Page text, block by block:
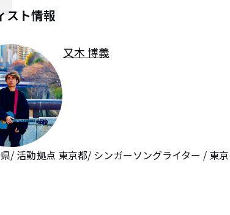
スト情報
又木 博義
/ 活動拠点 東京都/ シンガーソングライター / 東